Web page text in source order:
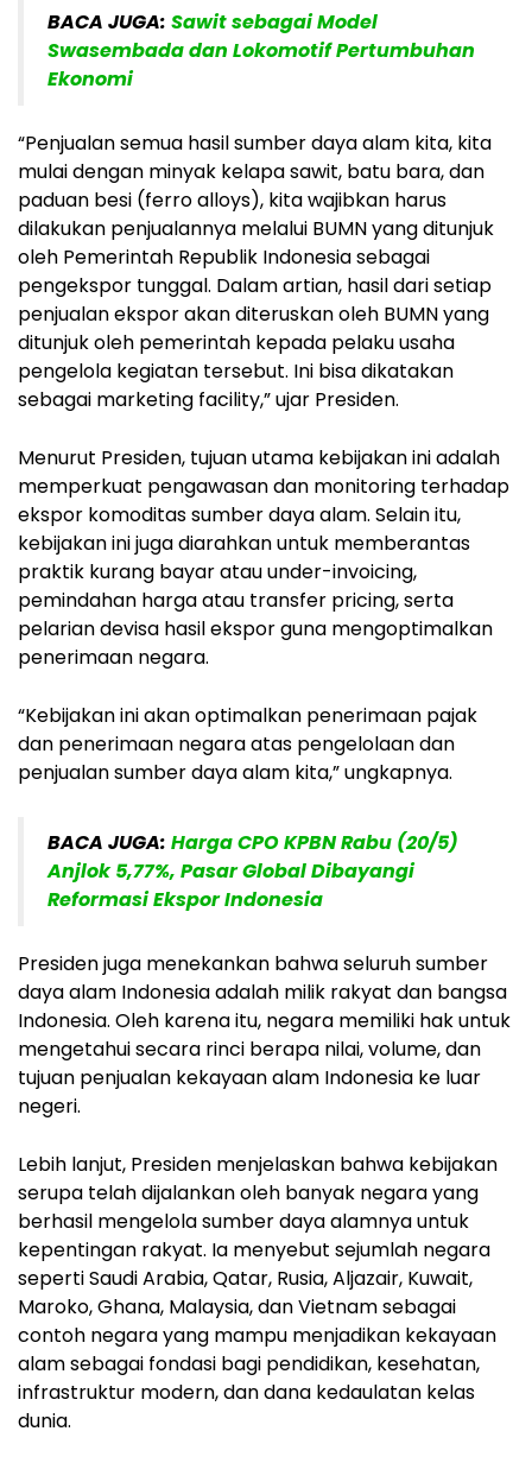
BACA JUGA: Sawit sebagai Model
Swasembada dan Lokomotif Pertumbuhan
Ekonomi
“Penjualan semua hasil sumber daya alam kita, kita
mulai dengan minyak kelapa sawit, batu bara, dan
paduan besi (ferro alloys), kita wajibkan harus
dilakukan penjualannya melalui BUMN yang ditunjuk
oleh Pemerintah Republik Indonesia sebagai
pengekspor tunggal. Dalam artian, hasil dari setiap
penjualan ekspor akan diteruskan oleh BUMN yang
ditunjuk oleh pemerintah kepada pelaku usaha
pengelola kegiatan tersebut. Ini bisa dikatakan
sebagai marketing facility,” ujar Presiden.
Menurut Presiden, tujuan utama kebijakan ini adalah
memperkuat pengawasan dan monitoring terhadap
ekspor komoditas sumber daya alam. Selain itu,
kebijakan ini juga diarahkan untuk memberantas
praktik kurang bayar atau under-invoicing,
pemindahan harga atau transfer pricing, serta
pelarian devisa hasil ekspor guna mengoptimalkan
penerimaan negara.
“Kebijakan ini akan optimalkan penerimaan pajak
dan penerimaan negara atas pengelolaan dan
penjualan sumber daya alam kita,” ungkapnya.
BACA JUGA: Harga CPO KPBN Rabu (20/5)
Anjlok 5,77%, Pasar Global Dibayangi
Reformasi Ekspor Indonesia
Presiden juga menekankan bahwa seluruh sumber
daya alam Indonesia adalah milik rakyat dan bangsa
Indonesia. Oleh karena itu, negara memiliki hak untuk
mengetahui secara rinci berapa nilai, volume, dan
tujuan penjualan kekayaan alam Indonesia ke luar
negeri.
Lebih lanjut, Presiden menjelaskan bahwa kebijakan
serupa telah dijalankan oleh banyak negara yang
berhasil mengelola sumber daya alamnya untuk
kepentingan rakyat. Ia menyebut sejumlah negara
seperti Saudi Arabia, Qatar, Rusia, Aljazair, Kuwait,
Maroko, Ghana, Malaysia, dan Vietnam sebagai
contoh negara yang mampu menjadikan kekayaan
alam sebagai fondasi bagi pendidikan, kesehatan,
infrastruktur modern, dan dana kedaulatan kelas
dunia.